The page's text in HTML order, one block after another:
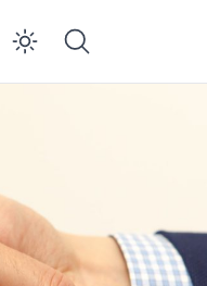
Enable